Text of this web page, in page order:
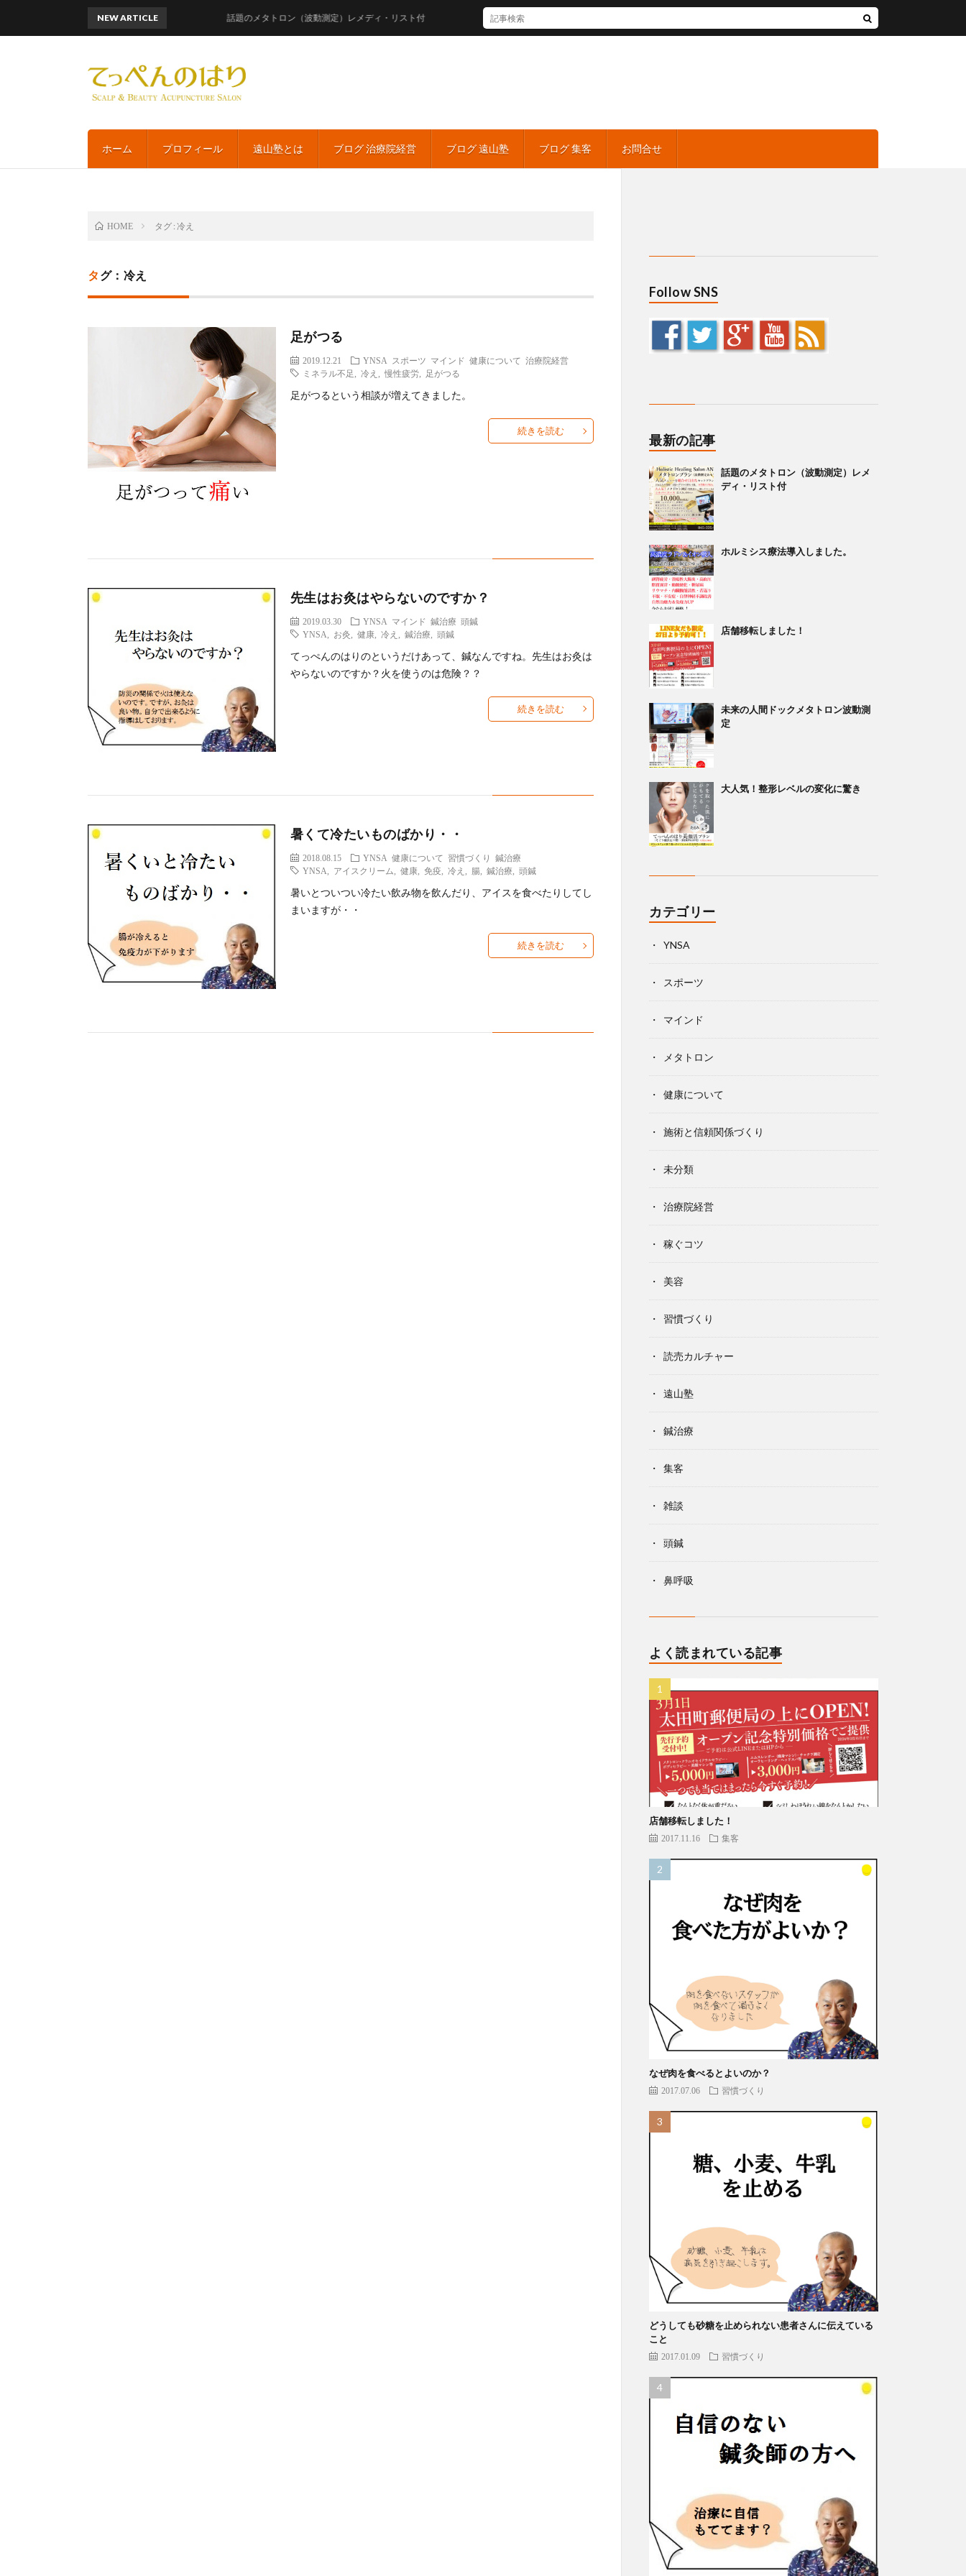
ホーム プロフィール 遠山塾とは ブログ 治療院経営 ブログ 遠山塾 ブログ 集客 お問合せ
NEW ARTICLE 話題のメタトロン（波動測定）レメディ・リスト付
HOME タグ : 冷え
タグ：冷え
足がつる
2019.12.21 YNSA スポーツ マインド 健康について 治療院経営
ミネラル不足
冷え 慢性疲労, 足がつる
足がつるという相談が増えてきました。
続きを読む
先生はお灸はやらないのですか？
2019.03.30 YNSA マインド 鍼治療 頭鍼
YNSA
お灸 健康, 冷え 鍼治療 頭鍼
てっぺんのはりのというだけあって、鍼なんですね。先生はお灸は
やらないのですか？火を使うのは危険？？
続きを読む
暑くて冷たいものばかり・・
2018.08.15 YNSA 健康について 習慣づくり
鍼治療
YNSA
アイスクリーム 健康, 免疫 冷え 腸, 鍼治療 頭鍼
暑いとついつい冷たい飲み物を飲んだり、アイスを食べたりしてし
まいますが・・
続きを読む
Follow SNS
最新の記事
話題のメタトロン（波動測定）レメ
ディ・リスト付
ホルミシス療法導入しました。
店舗移転しました！
未来の人間ドックメタトロン波動測
定
大人気！整形レベルの変化に驚き
カテゴリー
YNSA
スポーツ
マインド
メタトロン
健康について
施術と信頼関係づくり
未分類
治療院経営
稼ぐコツ
美容
習慣づくり
読売カルチャー
遠山塾
鍼治療
集客
雑談
頭鍼
鼻呼吸
よく読まれている記事
店舗移転しました！
2017.11.16 集客
なぜ肉を食べるとよいのか？
2017.07.06 習慣づくり
どうしても砂糖を止められない患者さんに伝えている
こと
2017.01.09 習慣づくり